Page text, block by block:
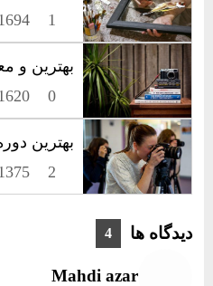
1
0
2
دیدگاه ها 4
Mahdi azar